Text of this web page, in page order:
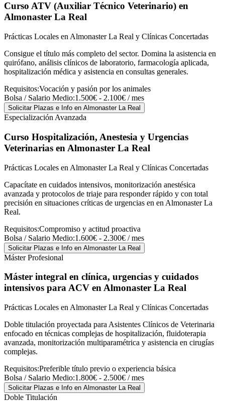
Curso ATV (Auxiliar Técnico Veterinario) en
Almonaster La Real
Prácticas Locales en Almonaster La Real y Clínicas Concertadas
Consigue el título más completo del sector. Domina la asistencia en
quirófano, análisis clínicos de laboratorio, farmacología aplicada,
hospitalización médica y asistencia en consultas generales.
Requisitos:Vocación y pasión por los animales
Bolsa / Salario Medio:1.500€ - 2.100€ / mes
Solicitar Plazas e Info en Almonaster La Real
Especialización Avanzada
Curso Hospitalización, Anestesia y Urgencias
Veterinarias en Almonaster La Real
Prácticas Locales en Almonaster La Real y Clínicas Concertadas
Capacítate en cuidados intensivos, monitorización anestésica
avanzada y protocolos de triaje para responder rápido y con total
precisión en situaciones críticas de urgencias en en Almonaster La
Real.
Requisitos:Compromiso y actitud proactiva
Bolsa / Salario Medio:1.600€ - 2.300€ / mes
Solicitar Plazas e Info en Almonaster La Real
Máster Profesional
Máster integral en clínica, urgencias y cuidados
intensivos para ACV en Almonaster La Real
Prácticas Locales en Almonaster La Real y Clínicas Concertadas
Doble titulación proyectada para Asistentes Clínicos de Veterinaria
enfocado en técnicas complejas de hospitalización, fluidoterapia
avanzada, monitorización multiparamétrica y asistencia en cirugías
complejas.
Requisitos:Preferible título previo o experiencia básica
Bolsa / Salario Medio:1.800€ - 2.500€ / mes
Solicitar Plazas e Info en Almonaster La Real
Doble Titulación